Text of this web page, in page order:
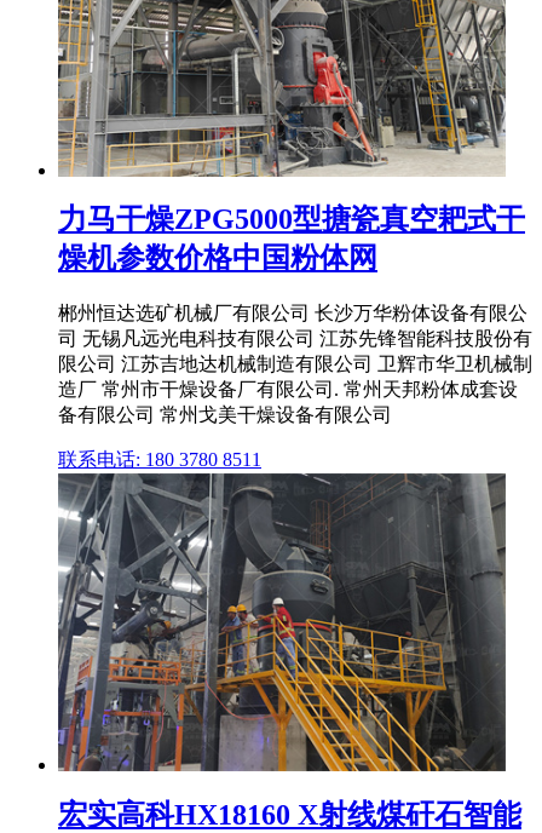
力马干燥ZPG5000型搪瓷真空耙式干
燥机参数价格中国粉体网
郴州恒达选矿机械厂有限公司 长沙万华粉体设备有限公
司 无锡凡远光电科技有限公司 江苏先锋智能科技股份有
限公司 江苏吉地达机械制造有限公司 卫辉市华卫机械制
造厂 常州市干燥设备厂有限公司. 常州天邦粉体成套设
备有限公司 常州戈美干燥设备有限公司
联系电话: 180 3780 8511
宏实高科HX18160 X射线煤矸石智能